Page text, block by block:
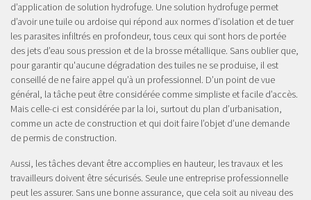
d’application de solution hydrofuge. Une solution hydrofuge permet
d’avoir une tuile ou ardoise qui répond aux normes d’isolation et de tuer
les parasites infiltrés en profondeur, tous ceux qui sont hors de portée
des jets d’eau sous pression et de la brosse métallique. Sans oublier que,
pour garantir qu'aucune dégradation des tuiles ne se produise, il est
conseillé de ne faire appel qu’à un professionnel. D’un point de vue
général, la tâche peut être considérée comme simpliste et facile d’accès.
Mais celle-ci est considérée par la loi, surtout du plan d’urbanisation,
comme un acte de construction et qui doit faire l’objet d’une demande
de permis de construction.
Aussi, les tâches devant être accomplies en hauteur, les travaux et les
travailleurs doivent être sécurisés. Seule une entreprise professionnelle
peut les assurer. Sans une bonne assurance, que cela soit au niveau des